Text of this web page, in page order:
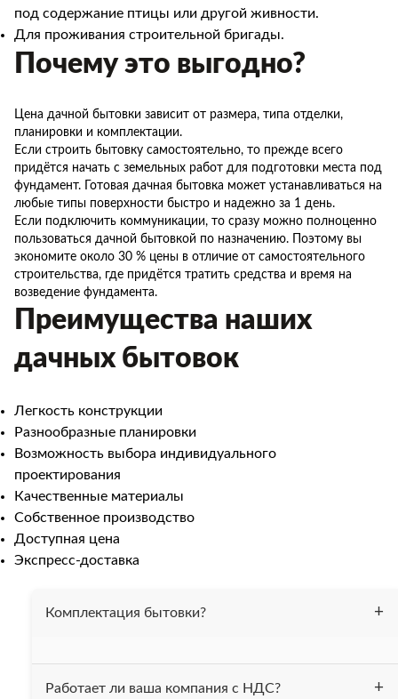
под содержание птицы или другой живности.
Для проживания строительной бригады.
Почему это выгодно?
Цена дачной бытовки зависит от размера, типа отделки,
планировки и комплектации.
Если строить бытовку самостоятельно, то прежде всего
придётся начать с земельных работ для подготовки места под
фундамент. Готовая дачная бытовка может устанавливаться на
любые типы поверхности быстро и надежно за 1 день.
Если подключить коммуникации, то сразу можно полноценно
пользоваться дачной бытовкой по назначению. Поэтому вы
экономите около 30 % цены в отличие от самостоятельного
строительства, где придётся тратить средства и время на
возведение фундамента.
Преимущества наших
дачных бытовок
Легкость конструкции
Разнообразные планировки
Возможность выбора индивидуального
проектирования
Качественные материалы
Собственное производство
Доступная цена
Экспресс-доставка
Комплектация бытовки?
периметр (пол, потолок, стены). На полу постелен
Работает ли ваша компания с НДС?